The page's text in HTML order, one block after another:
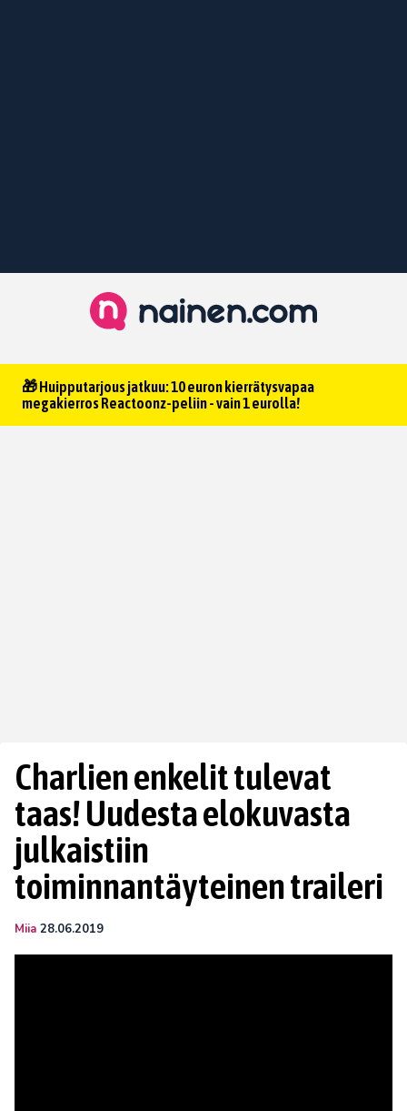
🎁 Huipputarjous jatkuu: 10 euron kierrätysvapaa
megakierros Reactoonz-peliin - vain 1 eurolla!
Charlien enkelit tulevat
taas! Uudesta elokuvasta
julkaistiin
toiminnantäyteinen traileri
Miia 28.06.2019